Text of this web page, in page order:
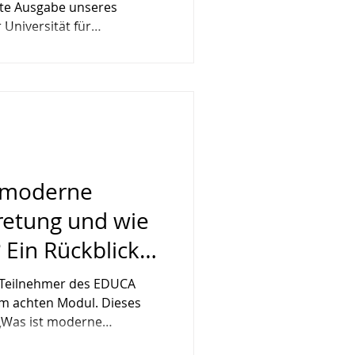
Ausgabe unseres
Universität für
nicht irgendwann – sie
entscheidet sich vor
bereit si
und wie
Rückblick
des EDUCA
achten Modul. Dieses
ist moderne